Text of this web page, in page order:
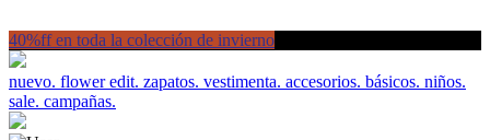
40%ff en toda la colección de invierno
nuevo. flower edit. zapatos. vestimenta. accesorios. básicos. niños.
sale. campañas.